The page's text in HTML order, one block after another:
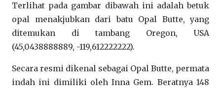
Terlihat pada gambar dibawah ini adalah betuk
opal menakjubkan dari batu Opal Butte, yang
ditemukan di tambang Oregon, USA
(45,0438888889, -119,612222222).
Secara resmi dikenal sebagai Opal Butte, permata
indah ini dimiliki oleh Inna Gem. Beratnya 148